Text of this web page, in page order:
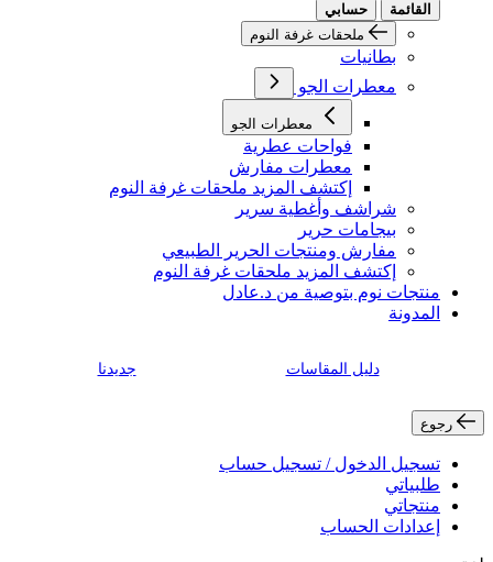
القائمة
حسابي
ملحقات غرفة النوم
بطانيات
معطرات الجو
معطرات الجو
فواحات عطرية
معطرات مفارش
إكتشف المزيد ملحقات غرفة النوم
شراشف وأغطية سرير
بيجامات حرير
مفارش ومنتجات الحرير الطبيعي
إكتشف المزيد ملحقات غرفة النوم
منتجات نوم بتوصية من د.عادل
المدونة
دليل المقاسات جديدنا
رجوع
تسجيل الدخول / تسجيل حساب
طلبياتي
منتجاتي
إعدادات الحساب